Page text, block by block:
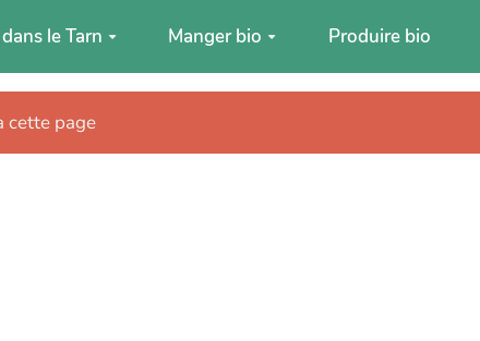
le Tarn Manger bio Produire bio
cette page